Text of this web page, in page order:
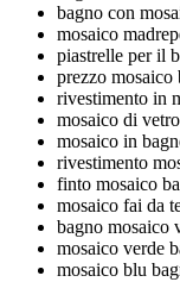
bagno con
mosaico
piastrelle per il
prezzo mosaico
rivestimento in
mosaico di
mosaico in
rivestimento
finto mosaico
mosaico fai da
bagno mosaico
mosaico verde
mosaico blu